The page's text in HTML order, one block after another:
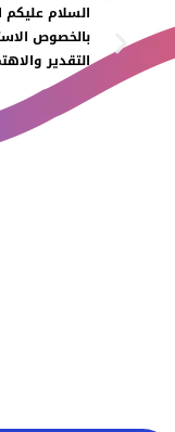
السلام
بالخصوص
التقدير